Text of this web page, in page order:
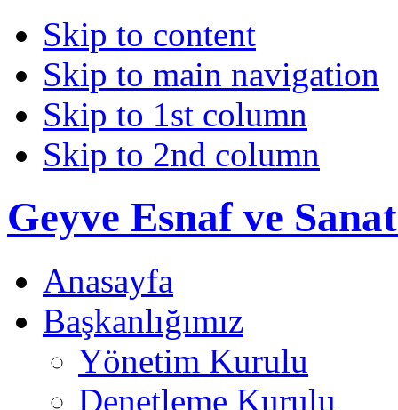
Skip to content
Skip to main navigation
Skip to 1st column
Skip to 2nd column
Geyve Esnaf ve
Anasayfa
Başkanlığımız
Yönetim Kurulu
Denetleme Kurulu